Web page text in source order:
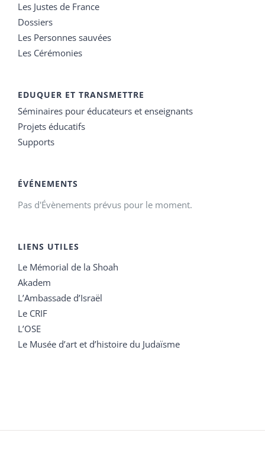
Les Justes de France
Dossiers
Les Personnes sauvées
Les Cérémonies
EDUQUER ET TRANSMETTRE
Séminaires pour éducateurs et enseignants
Projets éducatifs
Supports
ÉVÉNEMENTS
Pas d'Évènements prévus pour le moment.
LIENS UTILES
Le Mémorial de la Shoah
Akadem
L’Ambassade d’Israël
Le CRIF
L’OSE
Le Musée d’art et d’histoire du Judaïsme